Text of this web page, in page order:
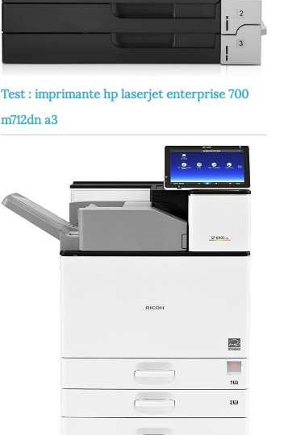
Test : imprimante hp laserjet enterprise 700
m712dn a3